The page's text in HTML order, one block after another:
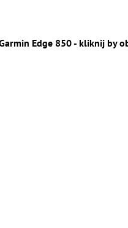
Edge 850 - kliknij by